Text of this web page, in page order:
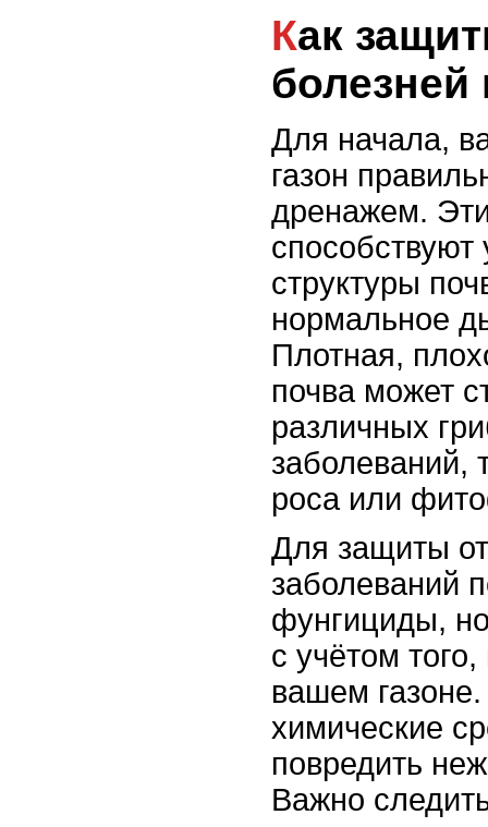
Как защитить газон от
болезней
Для начала,
газон
дренажем.
структуры
нормальное
Плотная,
почва может
различных
заболеваний,
роса или
Для защиты
заболеваний
фунгициды,
с учётом
вашем
химические
повредить
Важно